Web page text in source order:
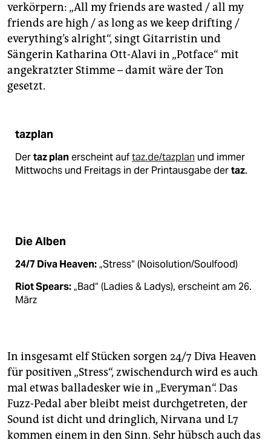
verkörpern: „All my friends are wasted / all my
friends are high / as long as we keep drifting /
everything’s alright“, singt Gitarristin und
Sängerin Katharina Ott-Alavi in „Potface“ mit
angekratzter Stimme – damit wäre der Ton
gesetzt.
tazplan
Dertaz planerscheint auftaz.de/tazplan und immer
Mittwochs und Freitags in der Printausgabe dertaz.
Die Alben
24/7 Diva Heaven:„Stress“ (Noisolution/Soulfood)
Riot Spears:„Bad“ (Ladies & Ladys), erscheint am 26.
März
In insgesamt elf Stücken sorgen 24/7 Diva Heaven
für positiven „Stress“, zwischendurch wird es auch
mal etwas balladesker wie in „Everyman“. Das
Fuzz-Pedal aber bleibt meist durchgetreten, der
Sound ist dicht und dringlich, Nirvana und L7
kommen einem in den Sinn. Sehr hübsch auch das